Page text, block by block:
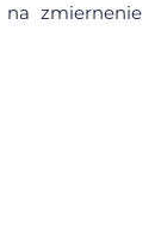
na zmiernenie